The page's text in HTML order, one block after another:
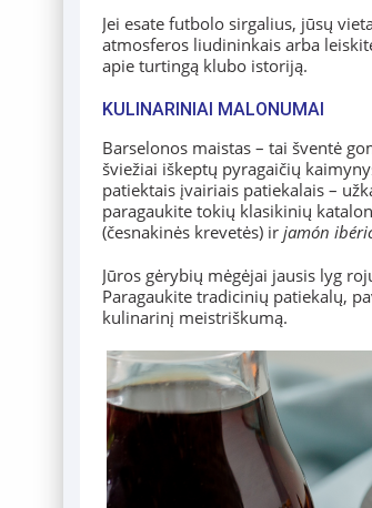
Jei esate futbolo sirgalius, jūsų
atmosferos liudininkais arba
apie turtingą klubo istoriją.
KULINARINIAI MALONUMAI
Barselonos maistas – tai šventė
šviežiai iškeptų pyragaičių
patiektais įvairiais patiekalais –
paragaukite tokių klasikinių
(česnakinės krevetės) ir jamón
Jūros gėrybių mėgėjai jausis lyg
Paragaukite tradicinių patiekalų,
kulinarinį meistriškumą.